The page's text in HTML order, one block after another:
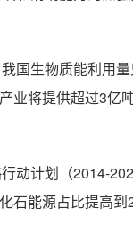
国生物质能利用
业将提供超过3亿
动计划（2014-
能源占比提高到